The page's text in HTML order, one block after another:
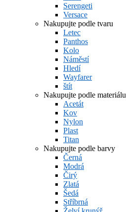
Serengeti
Versace
Nakupujte podle tvaru
Letec
Panthos
Kolo
Náměstí
Hledí
Wayfarer
štít
Nakupujte podle materiálu
Acetát
Kov
Nylon
Plast
Titan
Nakupujte podle barvy
Černá
Modrá
Čirý
Zlatá
Šedá
Stříbrná